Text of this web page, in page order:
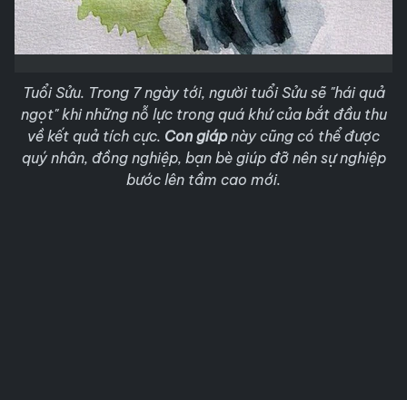
Tuổi Sửu. Trong 7 ngày tới, người tuổi Sửu sẽ "hái quả
ngọt" khi những nỗ lực trong quá khứ của bắt đầu thu
về kết quả tích cực. Con giápnày cũng có thể được
quý nhân, đồng nghiệp, bạn bè giúp đỡ nên sự nghiệp
bước lên tầm cao mới.